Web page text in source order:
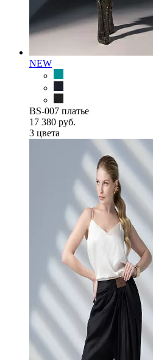
NEW
BS-007 платье
17 380 руб.
3 цветa